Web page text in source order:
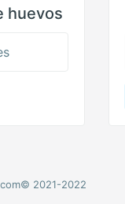
huevos
2021-2022